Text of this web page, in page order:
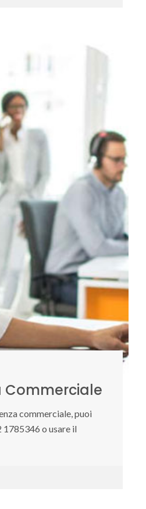
Commerciale
commerciale, puoi
1785346 o usare il